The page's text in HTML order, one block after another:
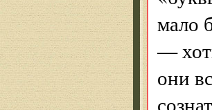
мало
—
они